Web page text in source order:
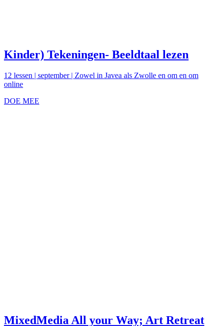
Kinder) Tekeningen- Beeldtaal lezen
12 lessen | september | Zowel in Javea als Zwolle en om en om
online
DOE MEE
MixedMedia All your Way; Art Retreat